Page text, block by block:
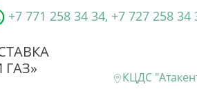
+7 771 258 34 34, +7 727 258 34
КЦДС